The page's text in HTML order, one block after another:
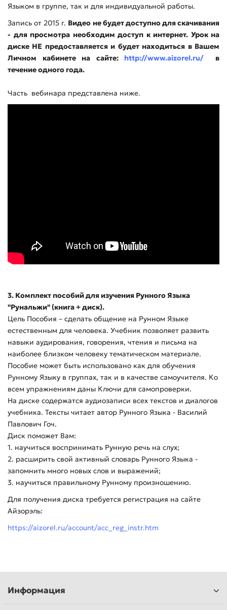
Языком в группе, так и для индивидуальной работы.
Запись от 2015 г. Видео не будет доступно для скачивания
- для просмотра необходим доступ к интернет. Урок на
диске НЕ предоставляется и будет находиться в Вашем
Личном кабинете на сайте: http://www.aizorel.ru/ в
течение одного года.
Часть вебинара представлена ниже.
3. Комплект пособий для изучения Рунного Языка
"Рунальжи" (книга + диск).
Цель Пособия – сделать общение на Рунном Языке
естественным для человека. Учебник позволяет развить
навыки аудирования, говорения, чтения и письма на
наиболее близком человеку тематическом материале.
Пособие может быть использовано как для обучения
Рунному Языку в группах, так и в качестве самоучителя. Ко
всем упражнениям даны Ключи для самопроверки.
На диске содержатся аудиозаписи всех текстов и диалогов
учебника. Тексты читает автор Рунного Языка - Василий
Павлович Гоч.
Диск поможет Вам:
1. научиться воспринимать Рунную речь на слух;
2. расширить свой активный словарь Рунного Языка -
запомнить много новых слов и выражений;
3. научиться правильному Рунному произношению.
Для получения диска требуется регистрация на сайте
Айзорэль:
https://aizorel.ru/account/acc_reg_instr.htm
Информация